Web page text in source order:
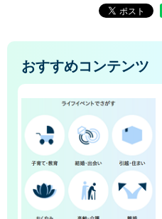
おすすめコンテンツ